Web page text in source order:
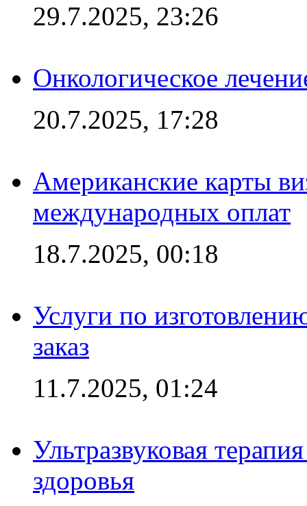
29.7.2025, 23:26
Онкологическое
20.7.2025, 17:28
Американские карты
международных оплат
18.7.2025, 00:18
Услуги по
заказ
11.7.2025, 01:24
Ультразвуковая
здоровья